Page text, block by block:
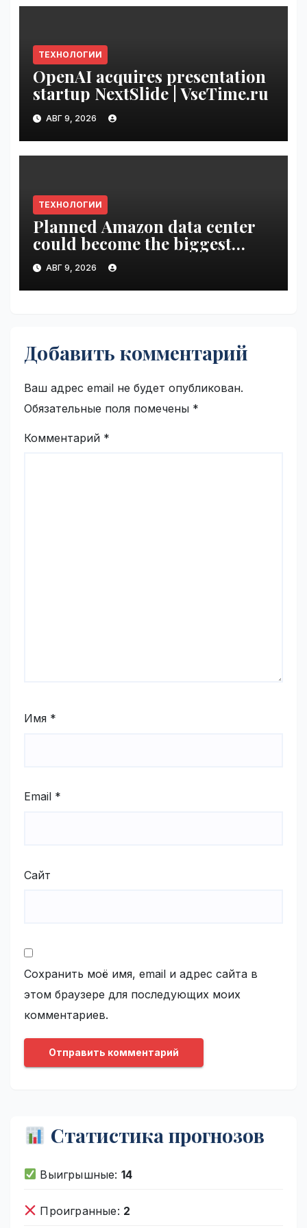
ТЕХНОЛОГИИ
OpenAI acquires presentation
startup NextSlide | VseTime.ru
АВГ 9, 2026
ТЕХНОЛОГИИ
Planned Amazon data center
could become the biggest
climate polluter in the U.S. |
VseTime.ru
АВГ 9, 2026
Добавить комментарий
Ваш адрес email не будет опубликован.
Обязательные поля помечены *
Комментарий *
Имя *
Email *
Сайт
Сохранить моё имя, email и адрес сайта в
этом браузере для последующих моих
комментариев.
Статистика прогнозов
Выигрышные: 14
Проигранные: 2